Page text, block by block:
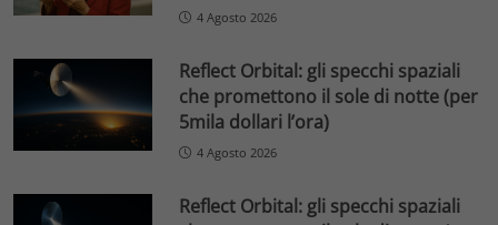
4 Agosto 2026
Reflect Orbital: gli specchi spaziali
che promettono il sole di notte (per
5mila dollari l’ora)
4 Agosto 2026
Reflect Orbital: gli specchi spaziali